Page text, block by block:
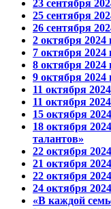
23 сентября
25 сентября
26 сентября
2 октября 2024
7 октября 2024
8 октября 2024
9 октября 2024
11 октября
11 октября
15 октября
18 октября
талантов»
22 октября
21 октября
22 октября
24 октября
«В каждой